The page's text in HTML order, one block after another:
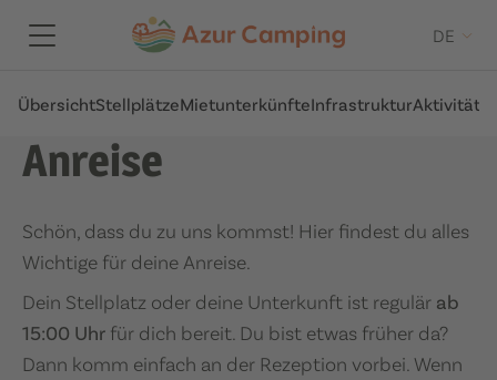
DE
ÜbersichtStellplätzeMietunterkünfteInfrastruktur
Anreise
Schön, dass du zu uns kommst! Hier findest du alles
Wichtige für deine Anreise.
Dein Stellplatz oder deine Unterkunft ist regulär ab
15:00 Uhr für dich bereit. Du bist etwas früher da?
Dann komm einfach an der Rezeption vorbei. Wenn